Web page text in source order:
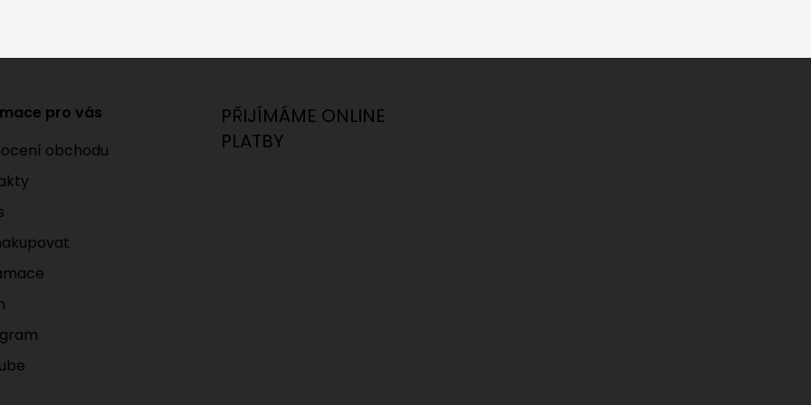
pro vás
obchodu
PŘIJÍMÁME ONLINE
PLATBY